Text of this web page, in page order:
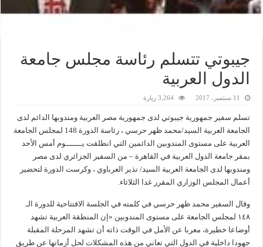
جيبوتي تتسلم رئاسة مجلس جامعة
الدول العربية
11 سبتمبر، 2017 3,264 زيارة
تسلم سفير جمهورية جيبوتي لدى جمهورية مصر العربية ومندوبها الدائم لدى
الجامعة العربية السيد/محمد ظهر حرسي ، رئاسة الدورة 148 لمجلس الجامعة
العربية على مستوى المندوبين الدائمين التي انطلقت يـــــــوم أمس الأحد
بمقر جامعة الدول العربية في القاهرة – من السفير الجزائري لدى مصر
ومندوبها لدى الجامعة العربية السيد/ نذير العرباوي ، وكرست الدورة لتحضير
أعمال المجلس الوزاري المقرر غدا الثلاثاء.
وقال السفير محمد ظهر حرسي في كلمته في الجلسة الافتتاحية للدورة الـ
١٤٨ لمجلس الجامعة على مستوى المندوبين «إن المنطقة العربية تشهد
أوضاعا خطيرة، معربا عن الأمل في الوقت ذاته أن تشهد المرحلة المقبلة
جهودا داخلية في الدول التي تعاني من هذه المشكلات لحل أزماتها عن طريق